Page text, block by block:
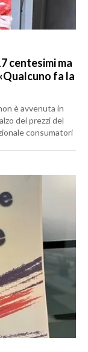
centesimi ma
fa la
è avvenuta in
dei prezzi del
consumatori